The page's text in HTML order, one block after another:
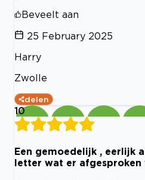
Beveelt aan
25 February 2025
Harry
Zwolle
delen
10
Een gemoedelijk , eerlijk
letter wat er afgesproken